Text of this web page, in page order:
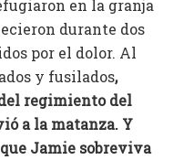
en la granja
durante dos
por el dolor. Al
y fusilados,
regimiento del
a la matanza. Y
Jamie sobreviva